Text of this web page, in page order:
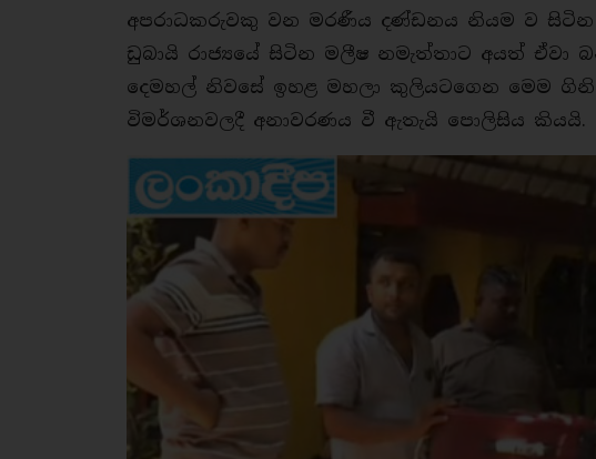
අපරාධකරුවකු වන මරණීය දණ්ඩනය නියම ව සිටින
ඩුබායි රාජ්‍යයේ සිටින මලීෂ නමැත්තාට අයත්
දෙමහල් නිවසේ ඉහළ මහලා කුලියටගෙන මෙම
විමර්ශනවලදී අනාවරණය වී ඇතැයි පොලිසිය කියයි.